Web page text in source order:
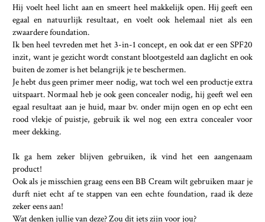
Hij voelt heel licht aan en smeert heel makkelijk open. Hij geeft een
egaal en natuurlijk resultaat, en voelt ook helemaal niet als een
zwaardere foundation.
Ik ben heel tevreden met het 3-in-1 concept, en ook dat er een SPF20
inzit, want je gezicht wordt constant blootgesteld aan daglicht en ook
buiten de zomer is het belangrijk je te beschermen.
Je hebt dus geen primer meer nodig, wat toch wel een productje extra
uitspaart. Normaal heb je ook geen concealer nodig, hij geeft wel een
egaal resultaat aan je huid, maar bv. onder mijn ogen en op echt een
rood vlekje of puistje, gebruik ik wel nog een extra concealer voor
meer dekking.
Ik ga hem zeker blijven gebruiken, ik vind het een aangenaam
product!
Ook als je misschien graag eens een BB Cream wilt gebruiken maar je
durft niet echt af te stappen van een echte foundation, raad ik deze
zeker eens aan!
Wat denken jullie van deze? Zou dit iets zijn voor jou?